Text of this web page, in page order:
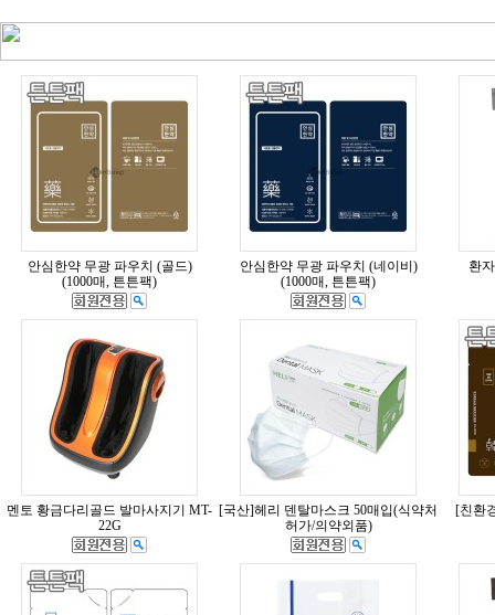
안심한약 무광 파우치 (골드)
(1000매, 튼튼팩)
안심한약 무광 파우치 (네이비)
(1000매, 튼튼팩)
환
멘토 황금다리골드 발마사지기 MT-
22G
[국산]헤리 덴탈마스크 50매입(식약처
허가/의약외품)
[친환